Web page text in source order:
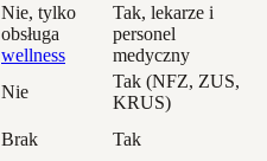
Nie, tylko
obsługa
wellness
Tak, lekarze i
personel
medyczny
Nie
Tak (NFZ, ZUS,
KRUS)
Brak Tak